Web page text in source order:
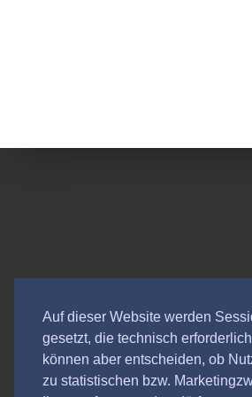
Auf dieser Website werden
gesetzt, die technisch
können aber entscheiden, ob
zu statistischen bzw.